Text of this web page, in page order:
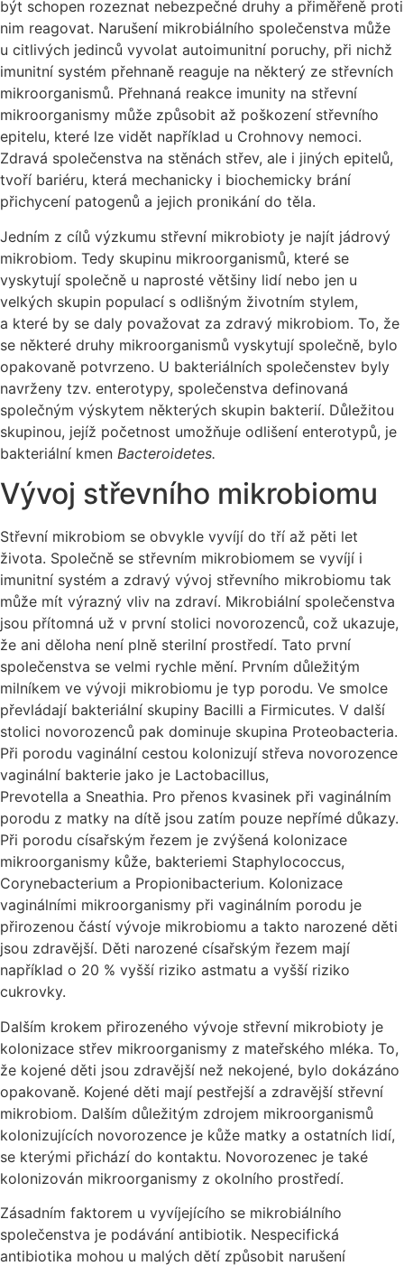
být schopen rozeznat nebezpečné druhy a přiměřeně proti
nim reagovat. Narušení mikrobiálního společenstva může
u citlivých jedinců vyvolat autoimunitní poruchy, při nichž
imunitní systém přehnaně reaguje na některý ze střevních
mikroorganismů. Přehnaná reakce imunity na střevní
mikroorganismy může způsobit až poškození střevního
epitelu, které lze vidět například u Crohnovy nemoci.
Zdravá společenstva na stěnách střev, ale i jiných epitelů,
tvoří bariéru, která mechanicky i biochemicky brání
přichycení patogenů a jejich pronikání do těla.
Jedním z cílů výzkumu střevní mikrobioty je najít jádrový
mikrobiom. Tedy skupinu mikroorganismů, které se
vyskytují společně u naprosté většiny lidí nebo jen u
velkých skupin populací s odlišným životním stylem,
a které by se daly považovat za zdravý mikrobiom. To, že
se některé druhy mikroorganismů vyskytují společně, bylo
opakovaně potvrzeno. U bakteriálních společenstev byly
navrženy tzv. enterotypy, společenstva definovaná
společným výskytem některých skupin bakterií. Důležitou
skupinou, jejíž početnost umožňuje odlišení enterotypů, je
bakteriální kmen Bacteroidetes.
Vývoj střevního mikrobiomu
Střevní mikrobiom se obvykle vyvíjí do tří až pěti let
života. Společně se střevním mikrobiomem se vyvíjí i
imunitní systém a zdravý vývoj střevního mikrobiomu tak
může mít výrazný vliv na zdraví. Mikrobiální společenstva
jsou přítomná už v první stolici novorozenců, což ukazuje,
že ani děloha není plně sterilní prostředí. Tato první
společenstva se velmi rychle mění. Prvním důležitým
milníkem ve vývoji mikrobiomu je typ porodu. Ve smolce
převládají bakteriální skupiny Bacilli a Firmicutes. V další
stolici novorozenců pak dominuje skupina Proteobacteria.
Při porodu vaginální cestou kolonizují střeva novorozence
vaginální bakterie jako je Lactobacillus,
Prevotella a Sneathia. Pro přenos kvasinek při vaginálním
porodu z matky na dítě jsou zatím pouze nepřímé důkazy.
Při porodu císařským řezem je zvýšená kolonizace
mikroorganismy kůže, bakteriemi Staphylococcus,
Corynebacterium a Propionibacterium. Kolonizace
vaginálními mikroorganismy při vaginálním porodu je
přirozenou částí vývoje mikrobiomu a takto narozené děti
jsou zdravější. Děti narozené císařským řezem mají
například o 20 % vyšší riziko astmatu a vyšší riziko
cukrovky.
Dalším krokem přirozeného vývoje střevní mikrobioty je
kolonizace střev mikroorganismy z mateřského mléka. To,
že kojené děti jsou zdravější než nekojené, bylo dokázáno
opakovaně. Kojené děti mají pestřejší a zdravější střevní
mikrobiom. Dalším důležitým zdrojem mikroorganismů
kolonizujících novorozence je kůže matky a ostatních lidí,
se kterými přichází do kontaktu. Novorozenec je také
kolonizován mikroorganismy z okolního prostředí.
Zásadním faktorem u vyvíjejícího se mikrobiálního
společenstva je podávání antibiotik. Nespecifická
antibiotika mohou u malých dětí způsobit narušení